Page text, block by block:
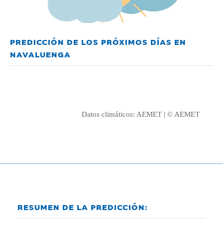
PREDICCIÓN DE LOS PRÓXIMOS DÍAS EN
NAVALUENGA
Datos climáticos: AEMET | © AEMET
RESUMEN DE LA PREDICCIÓN: